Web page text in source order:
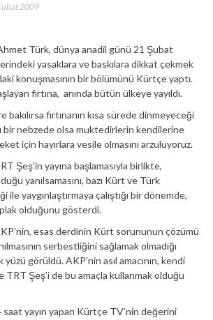
2009
Türk, dünya anadil günü 21 Şubat
yasaklara ve baskılara dikkat çekmek
konuşmasının bir bölümünü Kürtçe yaptı.
fırtına, anında bütün ülkeye yayıldı.
fırtınanın kısa sürede dinmeyeceği
bir nebzede olsa muktedirlerin kendilerine
için hayırlara vesile olmasını arzuluyoruz.
Şeş’in yayına başlamasıyla birlikte,
yanılsamasını, bazı Kürt ve Türk
ile yaygınlaştırmaya çalıştığı bir dönemde,
olduğunu gösterdi.
esas derdinin Kürt sorununun çözümü
serbestliğini sağlamak olmadığı
görüldü. AKP’nin asıl amacının, kendi
TRT Şeş’i de bu amaçla kullanmak olduğu
saat yayın yapan Kürtçe TV’nin değerini